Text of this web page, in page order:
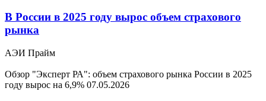
В России в 2025 году вырос объем страхового
рынка
АЭИ Прайм
Обзор "Эксперт РА": объем страхового рынка России в 2025
году вырос на 6,9% 07.05.2026